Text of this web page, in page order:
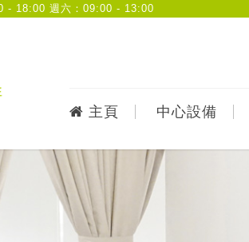
- 18:00 週六：09:00 - 13:00
主頁 中心設備